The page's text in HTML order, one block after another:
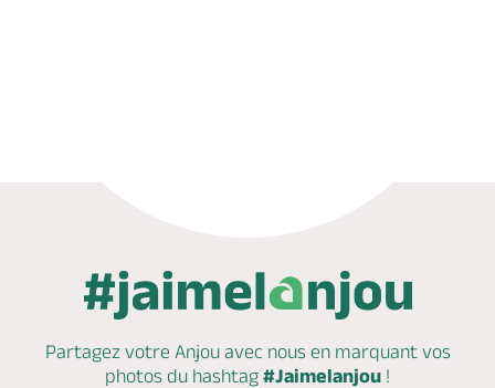
Partagez votre Anjou avec nous en marquantvos
photos du hashtag #Jaimelanjou !